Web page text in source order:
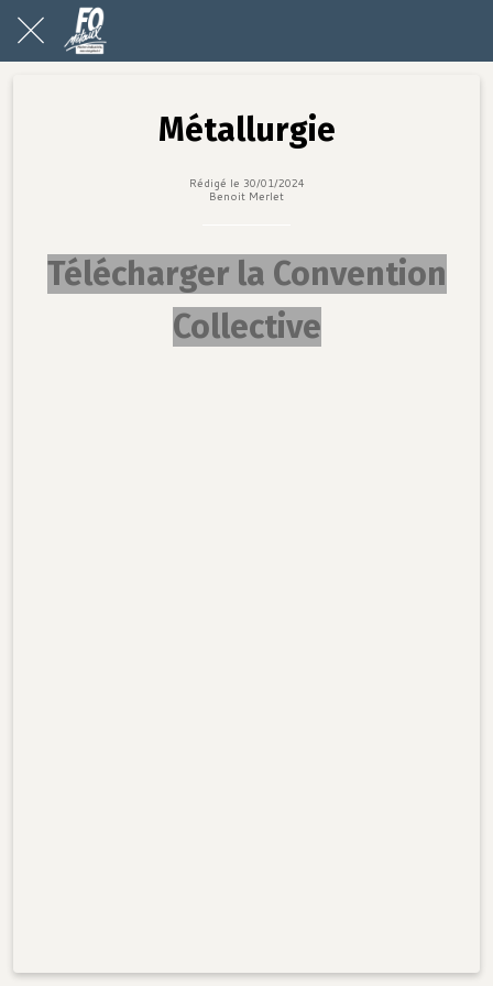
Métallurgie
Rédigé le 30/01/2024
Benoit Merlet
Télécharger la Convention
Collective